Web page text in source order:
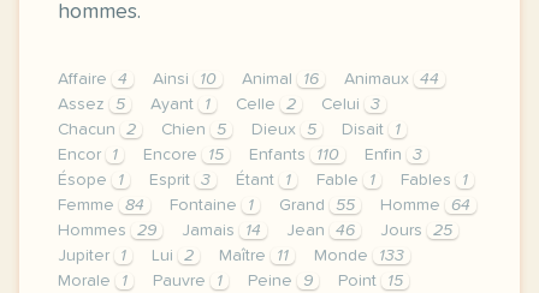
hommes.
Affaire 4 Ainsi 10 Animal 16 Animaux
44
Assez
5 Ayant 1 Celle 2 Celui
3
Chacun
2 Chien 5 Dieux 5 Disait
1
Encor
1 Encore 15 Enfants 110 Enfin
3
Ésope
1 Esprit 3 Étant 1 Fable 1 Fables
1
Femme
84 Fontaine 1 Grand 55 Homme
64
Hommes
29 Jamais 14 Jean 46 Jours
25
Jupiter
1 Lui 2 Maître 11 Monde
133
Morale
1 Pauvre 1 Peine 9 Point
15